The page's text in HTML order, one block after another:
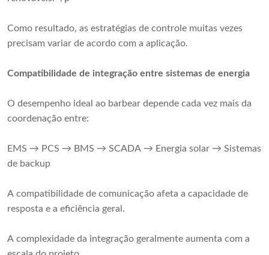
Como resultado, as estratégias de controle muitas vezes
precisam variar de acordo com a aplicação.
Compatibilidade de integração entre sistemas de energia
O desempenho ideal ao barbear depende cada vez mais da
coordenação entre:
EMS → PCS → BMS → SCADA → Energia solar → Sistemas
de backup
A compatibilidade de comunicação afeta a capacidade de
resposta e a eficiência geral.
A complexidade da integração geralmente aumenta com a